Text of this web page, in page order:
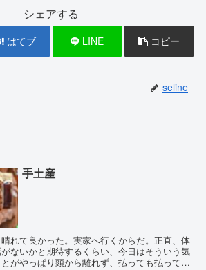
シェアする
はてブ LINE コピー
seline
手土産
れて良かった。実家へ行くからだ。正直、体
ないかと期待するくらい、今日はそういう気
がやっぱり頭から離れず、払っても払って